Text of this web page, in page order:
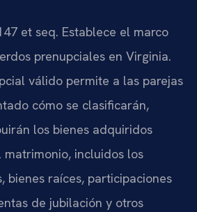
et seq. Establece el marco
prenupciales en Virginia.
válido permite a las parejas
cómo se clasificarán,
los bienes adquiridos
incluidos los
bienes raíces, participaciones
de jubilación y otros